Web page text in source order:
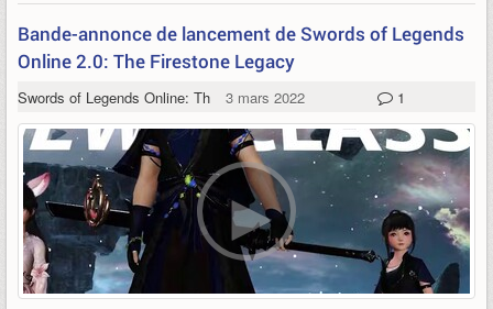
Bande-annonce de lancement de Swords of Legends
Online 2.0: The Firestone Legacy
Swords of Legends Online: The Firestone Legacy
3 mars 2022 1